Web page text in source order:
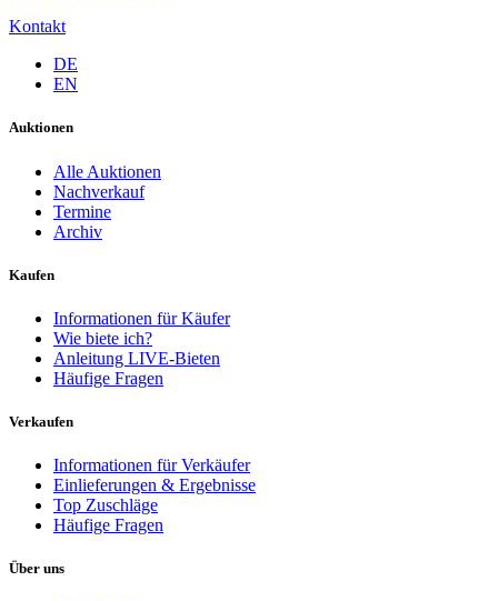
Kontakt
DE
EN
Auktionen
Alle Auktionen
Nachverkauf
Termine
Archiv
Kaufen
Informationen für Käufer
Wie biete ich?
Anleitung LIVE-Bieten
Häufige Fragen
Verkaufen
Informationen für Verkäufer
Einlieferungen & Ergebnisse
Top Zuschläge
Häufige Fragen
Über uns